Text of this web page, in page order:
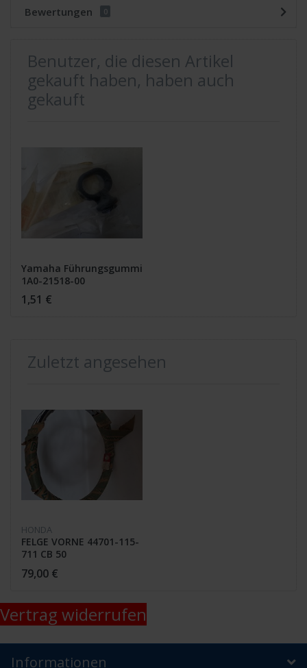
Bewertungen 0
Benutzer, die diesen Artikel
gekauft haben, haben auch
gekauft
Yamaha Führungsgummi
1A0-21518-00
1,51 €
Zuletzt angesehen
HONDA
FELGE VORNE 44701-115-
711 CB 50
79,00 €
Vertrag widerrufen
Informationen